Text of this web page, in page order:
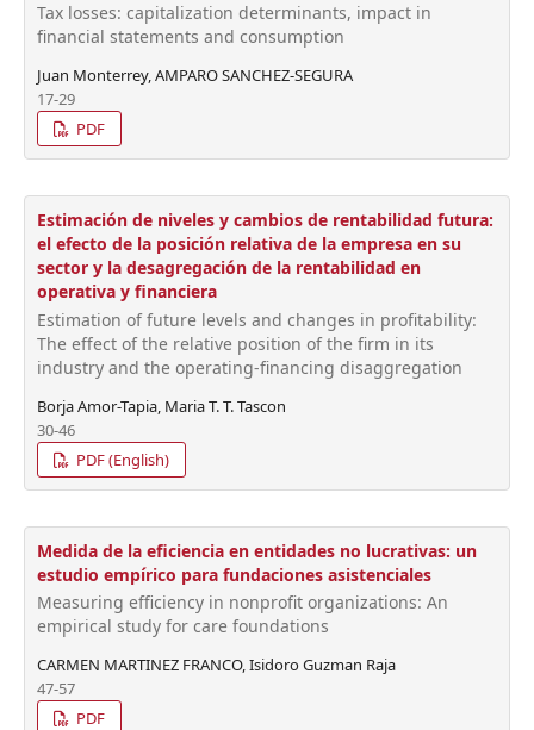
Tax losses: capitalization determinants, impact in
financial statements and consumption
Juan Monterrey, AMPARO SANCHEZ-SEGURA
17-29
PDF
Estimación de niveles y cambios de rentabilidad futura:
el efecto de la posición relativa de la empresa en su
sector y la desagregación de la rentabilidad en
operativa y financiera
Estimation of future levels and changes in profitability:
The effect of the relative position of the firm in its
industry and the operating-financing disaggregation
Borja Amor-Tapia, Maria T. T. Tascon
30-46
PDF (English)
Medida de la eficiencia en entidades no lucrativas: un
estudio empírico para fundaciones asistenciales
Measuring efficiency in nonprofit organizations: An
empirical study for care foundations
CARMEN MARTINEZ FRANCO, Isidoro Guzman Raja
47-57
PDF